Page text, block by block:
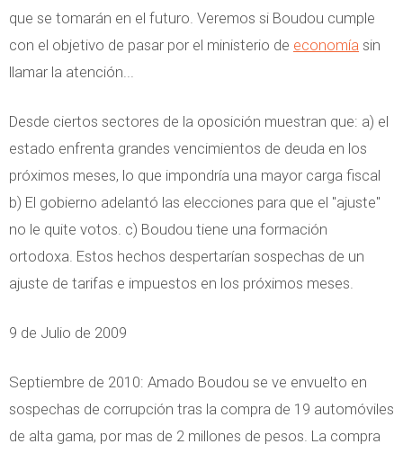
que se tomarán en el futuro. Veremos si Boudou cumple
con el objetivo de pasar por el ministerio de economía sin
llamar la atención...
Desde ciertos sectores de la oposición muestran que: a) el
estado enfrenta grandes vencimientos de deuda en los
próximos meses, lo que impondría una mayor carga fiscal
b) El gobierno adelantó las elecciones para que el "ajuste"
no le quite votos. c) Boudou tiene una formación
ortodoxa. Estos hechos despertarían sospechas de un
ajuste de tarifas e impuestos en los próximos meses.
9 de Julio de 2009
Septiembre de 2010: Amado Boudou se ve envuelto en
sospechas de corrupción tras la compra de 19 automóviles
de alta gama, por mas de 2 millones de pesos. La compra